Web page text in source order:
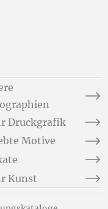
Druckgrafik
Motive
Kunst